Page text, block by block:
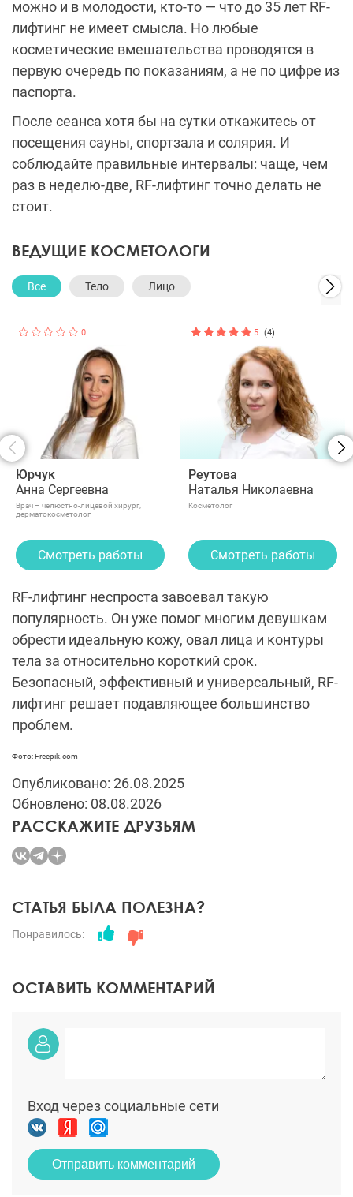
можно и в молодости, кто-то — что до 35 лет RF-
лифтинг не имеет смысла. Но любые
косметические вмешательства проводятся в
первую очередь по показаниям, а не по цифре из
паспорта.
После сеанса хотя бы на сутки откажитесь от
посещения сауны, спортзала и солярия. И
соблюдайте правильные интервалы: чаще, чем
раз в неделю-две, RF-лифтинг точно делать не
стоит.
ВЕДУЩИЕ КОСМЕТОЛОГИ
Все Тело Лицо
Юрчук
Анна Сергеевна
0
Врач – челюстно-лицевой хирург,
дерматокосметолог
Смотреть работы
Реутова
Наталья Николаевна
5 (4)
Косметолог
Смотреть работы
RF-лифтинг неспроста завоевал такую
популярность. Он уже помог многим девушкам
обрести идеальную кожу, овал лица и контуры
тела за относительно короткий срок.
Безопасный, эффективный и универсальный, RF-
лифтинг решает подавляющее большинство
проблем.
Фото: Freepik.com
Опубликовано: 26.08.2025
Обновлено: 08.08.2026
РАССКАЖИТЕ ДРУЗЬЯМ
СТАТЬЯ БЫЛА ПОЛЕЗНА?
Понравилось:
ОСТАВИТЬ КОММЕНТАРИЙ
Вход через социальные сети
Отправить комментарий